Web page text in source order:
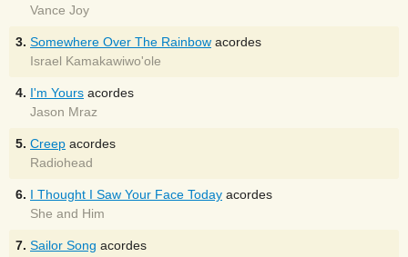
Vance Joy
3. Somewhere Over The Rainbow acordes
Israel Kamakawiwo'ole
4. I'm Yours acordes
Jason Mraz
5. Creep acordes
Radiohead
6. I Thought I Saw Your Face Today acordes
She and Him
7. Sailor Song acordes